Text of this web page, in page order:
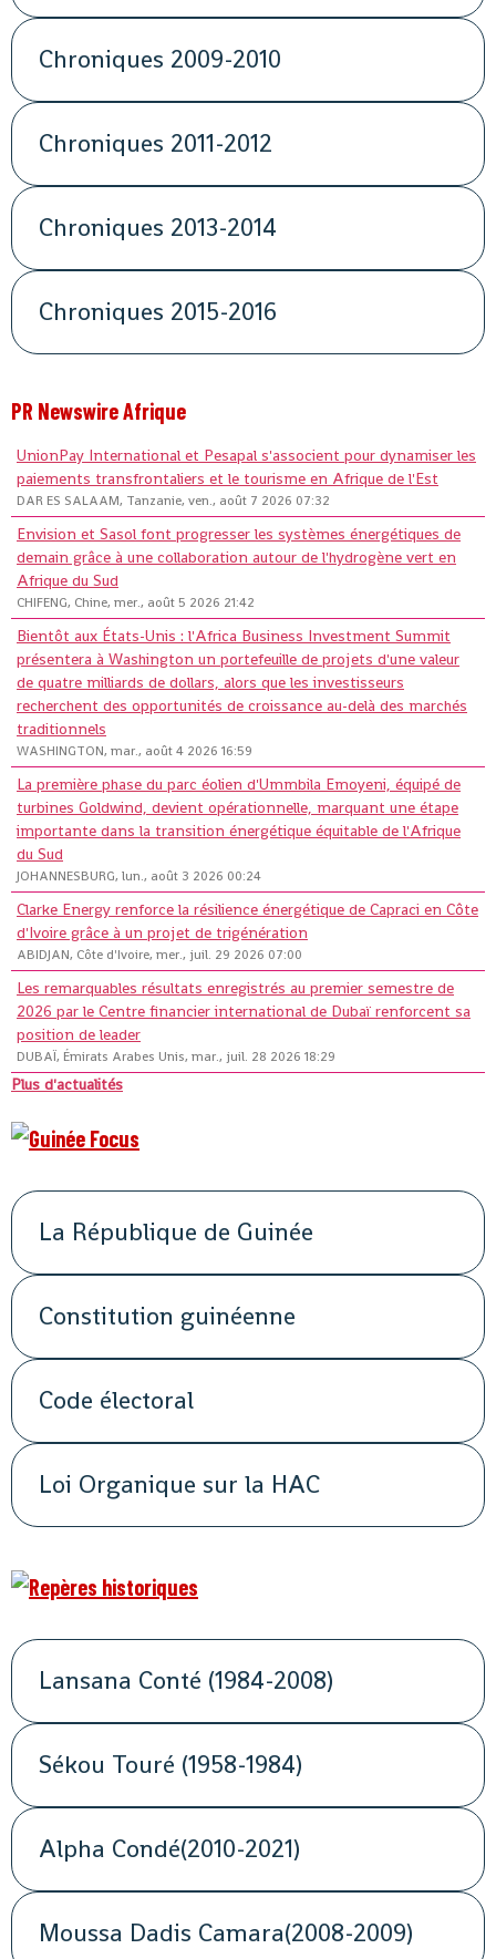
Chroniques 2009-2010
Chroniques 2011-2012
Chroniques 2013-2014
Chroniques 2015-2016
PR Newswire Afrique
UnionPay International et Pesapal s'associent pour dynamiser les
paiements transfrontaliers et le tourisme en Afrique de l'Est
DAR ES SALAAM, Tanzanie, ven., août 7 2026 07:32
Envision et Sasol font progresser les systèmes énergétiques de
demain grâce à une collaboration autour de l'hydrogène vert en
Afrique du Sud
CHIFENG, Chine, mer., août 5 2026 21:42
Bientôt aux États-Unis : l'Africa Business Investment Summit
présentera à Washington un portefeuille de projets d'une valeur
de quatre milliards de dollars, alors que les investisseurs
recherchent des opportunités de croissance au-delà des marchés
traditionnels
WASHINGTON, mar., août 4 2026 16:59
La première phase du parc éolien d'Ummbila Emoyeni, équipé de
turbines Goldwind, devient opérationnelle, marquant une étape
importante dans la transition énergétique équitable de l'Afrique
du Sud
JOHANNESBURG, lun., août 3 2026 00:24
Clarke Energy renforce la résilience énergétique de Capraci en Côte
d'Ivoire grâce à un projet de trigénération
ABIDJAN, Côte d'Ivoire, mer., juil. 29 2026 07:00
Les remarquables résultats enregistrés au premier semestre de
2026 par le Centre financier international de Dubaï renforcent sa
position de leader
DUBAÏ, Émirats Arabes Unis, mar., juil. 28 2026 18:29
Plus d'actualités
La République de Guinée
Constitution guinéenne
Code électoral
Loi Organique sur la HAC
Lansana Conté (1984-2008)
Sékou Touré (1958-1984)
Alpha Condé(2010-2021)
Moussa Dadis Camara(2008-2009)